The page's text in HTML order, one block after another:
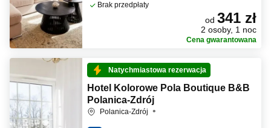
Brak przedpłaty
od 341 zł
2 osoby, 1 noc
Cena gwarantowana
Natychmiastowa rezerwacja
Hotel Kolorowe Pola Boutique B&B
Polanica-Zdrój
Polanica-Zdrój